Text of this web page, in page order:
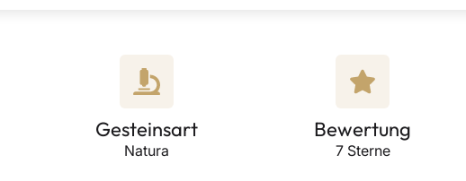
Gesteinsart
Natura
Bewertung
7 Sterne